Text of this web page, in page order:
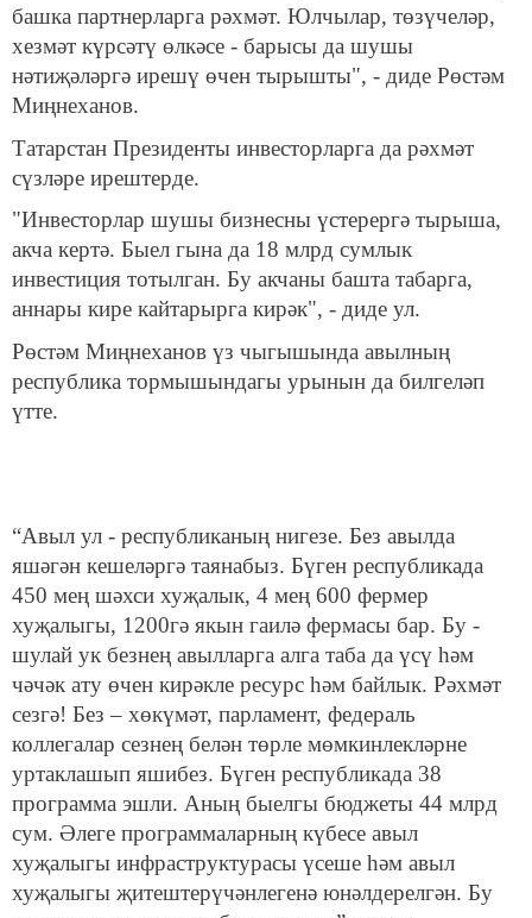
башка партнерларга рәхмәт. Юлчылар, төзүчеләр,
хезмәт күрсәтү өлкәсе - барысы да шушы
нәтиҗәләргә ирешү өчен тырышты", - диде Рөстәм
Миңнеханов.
Татарстан Президенты инвесторларга да рәхмәт
сүзләре ирештерде.
"Инвесторлар шушы бизнесны үстерергә тырыша,
акча кертә. Быел гына да 18 млрд сумлык
инвестиция тотылган. Бу акчаны башта табарга,
аннары кире кайтарырга кирәк", - диде ул.
Рөстәм Миңнеханов үз чыгышында авылның
республика тормышындагы урынын да билгеләп
үтте.
“Авыл ул - республиканың нигезе. Без авылда
яшәгән кешеләргә таянабыз. Бүген республикада
450 мең шәхси хуҗалык, 4 мең 600 фермер
хуҗалыгы, 1200гә якын гаилә фермасы бар. Бу -
шулай ук безнең авылларга алга таба да үсү һәм
чәчәк ату өчен кирәкле ресурс һәм байлык. Рәхмәт
сезгә! Без – хөкүмәт, парламент, федераль
коллегалар сезнең белән төрле мөмкинлекләрне
уртаклашып яшибез. Бүген республикада 38
программа эшли. Аның быелгы бюджеты 44 млрд
сум. Әлеге программаларның күбесе авыл
хуҗалыгы инфраструктурасы үсеше һәм авыл
хуҗалыгы җитештерүчәнлегенә юнәлдерелгән. Бу